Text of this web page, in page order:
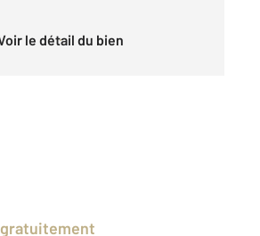
Voir le détail du bien
gratuitement